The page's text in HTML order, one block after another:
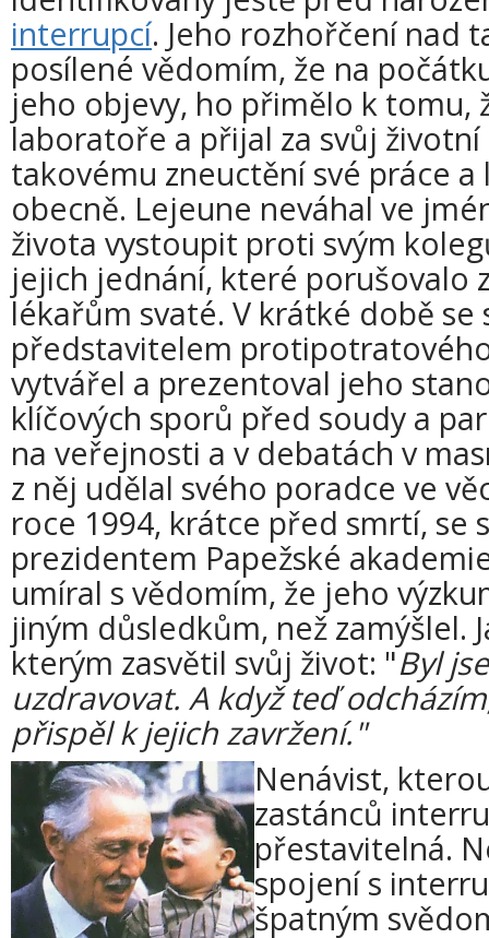
interrupcí. Jeho rozhořčení nad
posílené vědomím, že na
jeho objevy, ho přimělo k tomu,
laboratoře a přijal za svůj
takovému zneuctění své práce
obecně. Lejeune neváhal ve
života vystoupit proti svým
jejich jednání, které porušovalo
lékařům svaté. V krátké době se
představitelem
vytvářel a prezentoval jeho
klíčových sporů před soudy a
na veřejnosti a v debatách v
z něj udělal svého poradce ve
roce 1994, krátce před smrtí, se
prezidentem Papežské
umíral s vědomím, že jeho
jiným důsledkům, než zamýšlel.
kterým zasvětil svůj život: "Byl
uzdravovat. A když teď
přispěl k jejich zavržení."
Nenávist,
zastánců
přestavitelná.
spojení s
špatným